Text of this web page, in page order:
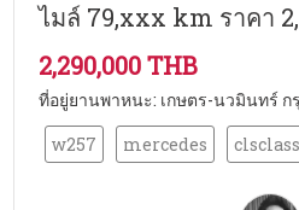
ไมล์ 79,xxx km ราคา
2,290,000 THB
ที่อยู่ยานพาหนะ: เกษตร-นวมินทร์ ก
w257
mercedes clsclass